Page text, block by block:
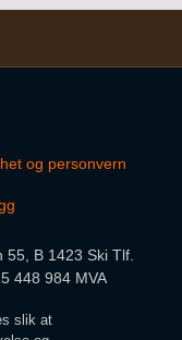
og personvern
B 1423 Ski Tlf.
448 984 MVA
slik at